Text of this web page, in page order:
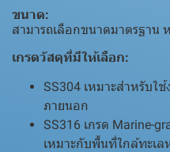
ขนาด:
สามารถเลือกขนาดมาตรฐาน
เกรดวัสดุที่มีให้เลือก:
SS304 เหมาะสำหรับใ
ภายนอก
SS316 เกรด Marine-
เหมาะกับพื้นที่ใกล้ทะเล